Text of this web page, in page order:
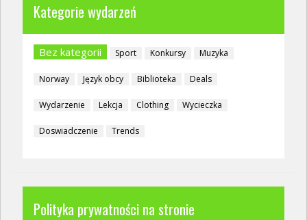
Kategorie wydarzeń
Bez kategorii Sport Konkursy Muzyka
Norway Język obcy Biblioteka Deals
Wydarzenie Lekcja Clothing Wycieczka
Doswiadczenie Trends
Polityka prywatności na stronie